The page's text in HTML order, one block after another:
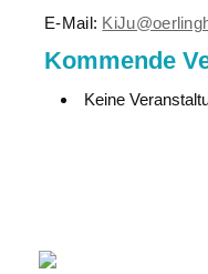
E-Mail:
Kommende
Keine